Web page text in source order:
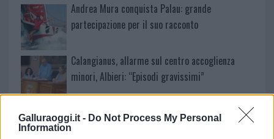
Galluraoggi.it - Do Not Process My Personal
Information
Andrea Mura conquista Palau: grande
partecipazione per il suo racconto
Calangianus, allarme sul centro accoglienza
minori, Albieri: “Episodi gravissimi”
Gallura, finti clienti svuotano le suite: furto da
50mila nel resort